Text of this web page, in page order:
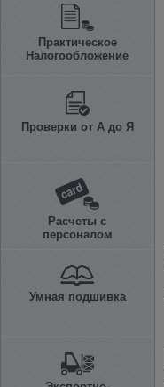
Практическое
Налогообложение
Проверки от А до Я
Расчеты с
персоналом
Умная подшивка